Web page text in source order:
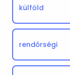
külföld
rendőrségi